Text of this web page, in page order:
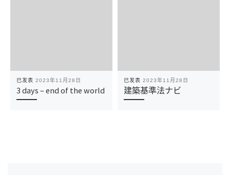
已发表 2023年11月28日
3 days – end of the world
已发表 2023年11月28日
建築基準法ナビ